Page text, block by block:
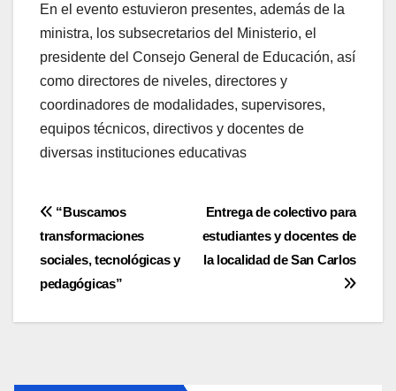
En el evento estuvieron presentes, además de la
ministra, los subsecretarios del Ministerio, el
presidente del Consejo General de Educación, así
como directores de niveles, directores y
coordinadores de modalidades, supervisores,
equipos técnicos, directivos y docentes de
diversas instituciones educativas
Navegación
de
entradas
Entrega de colectivo para
estudiantes y docentes de
la localidad de San Carlos
“Buscamos
transformaciones
sociales, tecnológicas y
pedagógicas”